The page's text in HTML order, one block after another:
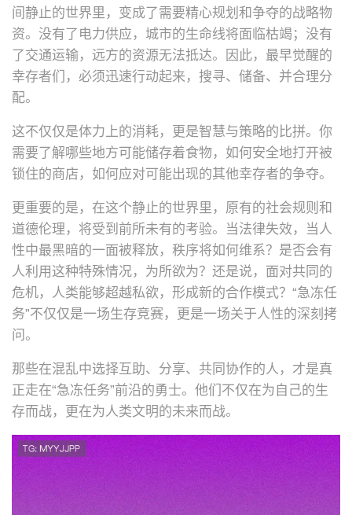
间静止的世界里，变成了需要精心规划和争夺的战略物
资。没有了电力供应，城市的生命线将面临枯竭；没有
了交通运输，远方的资源无法抵达。因此，最早觉醒的
幸存者们，必须迅速行动起来，搜寻、储备、并合理分
配。
这不仅仅是体力上的消耗，更是智慧与策略的比拼。你
需要了解哪些地方可能储存着食物，如何安全地打开被
锁住的商店，如何应对可能出现的其他幸存者的争夺。
更重要的是，在这个静止的世界里，原有的社会规则和
道德伦理，将受到前所未有的考验。当法律失效，当人
性中最黑暗的一面被释放，秩序将如何维系？是否会有
人利用这种特殊情况，为所欲为？还是说，面对共同的
危机，人类能够超越私欲，形成新的合作模式？“急冻任
务”不仅仅是一场生存竞赛，更是一场关于人性的深刻拷
问。
那些在混乱中选择互助、分享、共同协作的人，才是真
正走在“急冻任务”前沿的勇士。他们不仅在为自己的生
存而战，更在为人类文明的未来而战。